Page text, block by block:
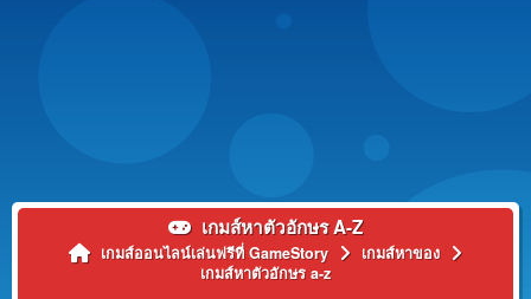
เกมส์หาตัวอักษร A-Z
เกมส์ออนไลน์เล่นฟรีที่ GameStory
เกมส์หาของ
เกมส์หาตัวอักษร a-z